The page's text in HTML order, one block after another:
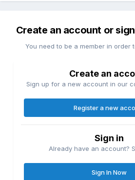
Create an account or
You need to be a member in order
Create an
Sign up for a new account in our
Register a new
Sign in
Already have an account?
Sign In Now